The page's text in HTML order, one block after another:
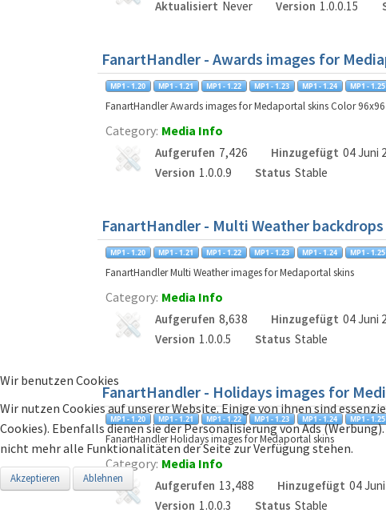
Aktualisiert Never Version 1.0.0.15
FanartHandler - Awards images for
FanartHandler Awards images for Medaportal skins Color
Category: Media Info
Aufgerufen 7,426 Hinzugefügt 04 Juni
Version 1.0.0.9 Status Stable
FanartHandler - Multi Weather backdrops
FanartHandler Multi Weather images for Medaportal skins
Category: Media Info
Aufgerufen 8,638 Hinzugefügt 04 Juni
Version 1.0.0.5 Status Stable
FanartHandler - Holidays images for
FanartHandler Holidays images for Medaportal skins
Category: Media Info
Aufgerufen 13,488 Hinzugefügt 04
Version 1.0.0.3 Status Stable
Wir benutzen Cookies
Wir nutzen Cookies auf unserer Website. Einige von ihnen sind
Cookies). Ebenfalls dienen sie der Personalisierung von Ads
nicht mehr alle Funktionalitäten der Seite zur Verfügung stehen.
Akzeptieren Ablehnen